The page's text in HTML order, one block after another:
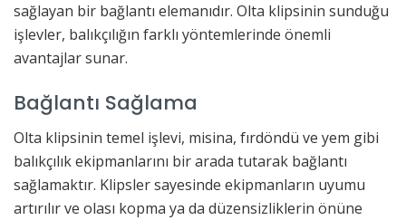
sağlayan bir bağlantı elemanıdır. Olta klipsinin sunduğu
işlevler, balıkçılığın farklı yöntemlerinde önemli
avantajlar sunar.
Bağlantı Sağlama
Olta klipsinin temel işlevi, misina, fırdöndü ve yem gibi
balıkçılık ekipmanlarını bir arada tutarak bağlantı
sağlamaktır. Klipsler sayesinde ekipmanların uyumu
artırılır ve olası kopma ya da düzensizliklerin önüne